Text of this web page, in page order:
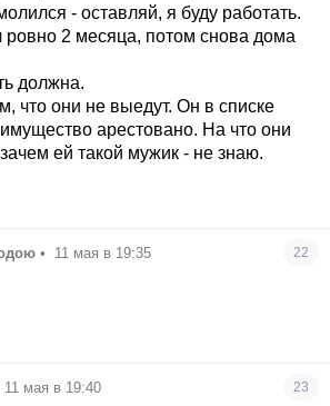
- оставляй, я буду работать.
ровно 2 месяца, потом снова дома
должна.
что они не выедут. Он в списке
арестовано. На что они
ей такой мужик - не знаю.
• 11 мая в 19:35 22
11 мая в 19:40 23